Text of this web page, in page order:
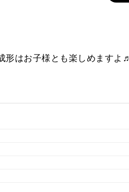
形はお子様とも楽しめますよ♬